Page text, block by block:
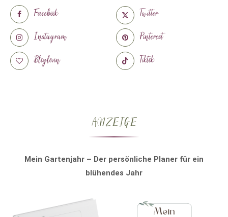
Facebook
Twitter
Instagram
Pinterest
Bloglovin
Tiktok
ANZEIGE
Mein Gartenjahr – Der persönliche Planer für ein
blühendes Jahr